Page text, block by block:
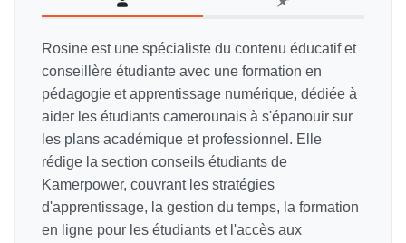
Rosine est une spécialiste du contenu éducatif et
conseillère étudiante avec une formation en
pédagogie et apprentissage numérique, dédiée à
aider les étudiants camerounais à s'épanouir sur
les plans académique et professionnel. Elle
rédige la section conseils étudiants de
Kamerpower, couvrant les stratégies
d'apprentissage, la gestion du temps, la formation
en ligne pour les étudiants et l'accès aux